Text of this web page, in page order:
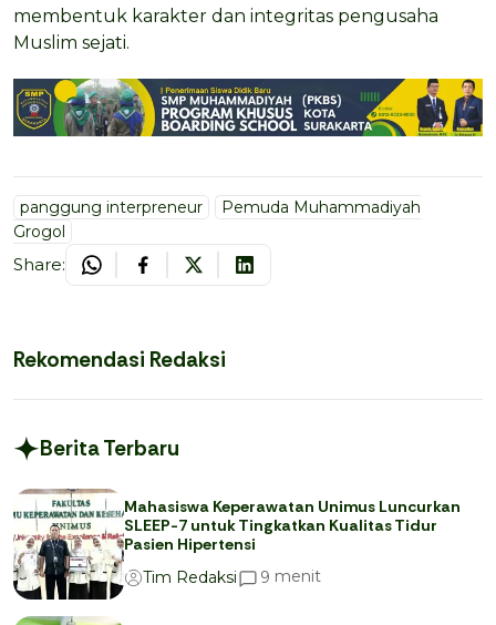
membentuk karakter dan integritas pengusaha
Muslim sejati.
panggung interpreneur
Pemuda Muhammadiyah
Grogol
Share:
Rekomendasi Redaksi
Berita Terbaru
Mahasiswa Keperawatan Unimus Luncurkan
SLEEP-7 untuk Tingkatkan Kualitas Tidur
Pasien Hipertensi
Tim Redaksi
9 menit